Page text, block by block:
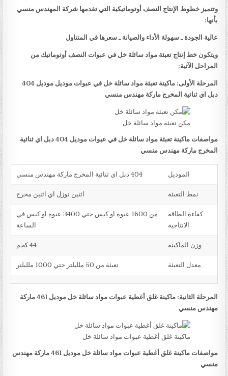
وتتميز خطوط الإنتاج النصف أوتوماتيكية التي تقدمها شركة المهندس منسي
بأنها:
عالية الجودة ـ سهولة الأداء والصيانة ـ سعرها في المتناول
ويتكون خط إنتاج تعبئة مواد سائلة خل في عبوات النصف أوتوماتيك من
المراحل الآتية:
المرحلة الأولى: ماكينة تعبئة مواد سائلة خل في عبوات موديل موديل 404
دبل اي ثنائية المخرج ماركة مهندس منسي
مكن تعبئة مواد سائلة خل
مواصفات ماكينة تعبئة مواد سائلة خل في عبوات موديل 404 دبل اي ثنائية
المخرج ماركة مهندس منسي
الموديل 404 دبل اي ثنائية المخرج ماركة مهندس منسي
نمط التعبئة اثنين نوزل اي اثنين مخرج
كفاءة الطاقه
الانتاجية
من 1600 عبوة او كيس حتي 3400 عبوه او كيس في
الساعة
وزن الماكينة 44 كجم
معدل التعبئة تعبئة من 50 ملليلتر حتي 1000 ملليلتر
المرحلة الثانية: ماكينة غلق أغطية عبوات مواد سائلة خل موديل 461 ماركة
مهندس منسي
ماكينة غلق أغطية عبوات مواد سائلة خل
مواصفات ماكينة غلق أغطية عبوات مواد سائلة خل موديل 461 ماركة مهندس
منسي